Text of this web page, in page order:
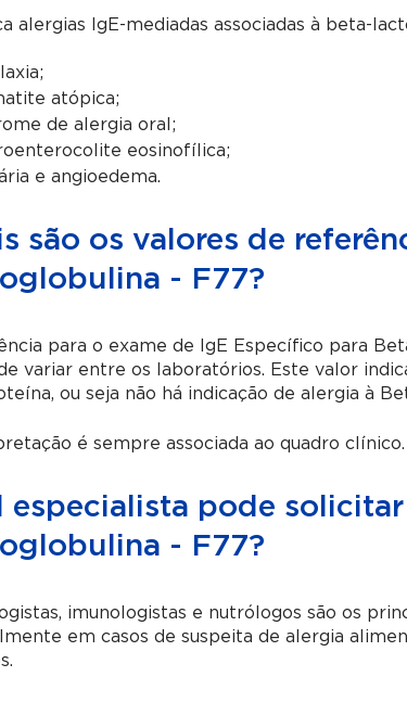
alergias IgE-mediadas associadas à beta-
atópica;
de alergia oral;
eosinofílica;
e angioedema.
são os valores de
- F77?
para o exame de IgE Específico para
variar entre os laboratórios. Este valor
ou seja não há indicação de alergia à
é sempre associada ao quadro clínico.
especialista pode
- F77?
imunologistas e nutrólogos são os
em casos de suspeita de alergia